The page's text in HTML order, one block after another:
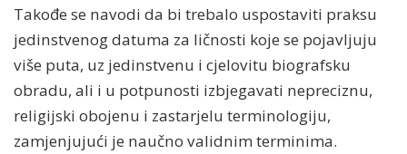
Takođe se navodi da bi trebalo uspostaviti praksu
jedinstvenog datuma za ličnosti koje se pojavljuju
više puta, uz jedinstvenu i cjelovitu biografsku
obradu, ali i u potpunosti izbjegavati nepreciznu,
religijski obojenu i zastarjelu terminologiju,
zamjenjujući je naučno validnim terminima.